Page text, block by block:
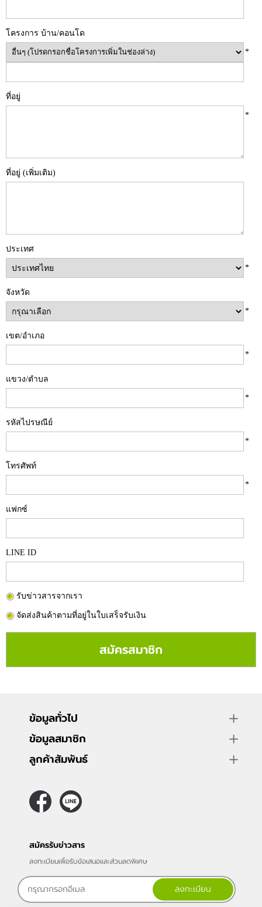
โครงการ บ้าน/คอนโด
*
ที่อยู่
*
ที่อยู่ (เพิ่มเติม)
ประเทศ
*
จังหวัด
*
เขต/อำเภอ
*
แขวง/ตำบล
*
รหัสไปรษณีย์
*
โทรศัพท์
*
แฟกซ์
LINE ID
รับข่าวสารจากเรา
จัดส่งสินค้าตามที่อยู่ในใบเสร็จรับเงิน
สมัครสมาชิก
ข้อมูลทั่วไป
ข้อมูลสมาชิก
ลูกค้าสัมพันธ์
สมัครรับข่าวสาร
ลงทะเบียนเพื่อรับข้อเสนอและส่วนลดพิเศษ
ลงทะเบียน